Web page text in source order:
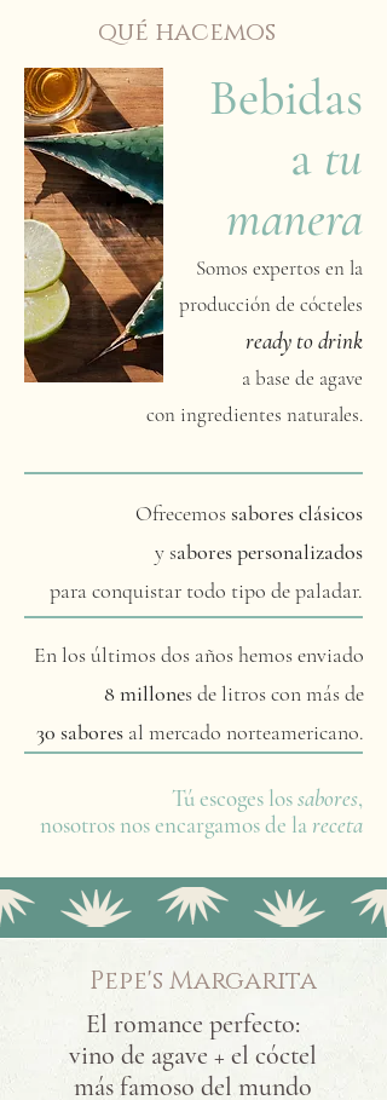
Somos expertos en la
producción de cócteles
ready to drink
a base de agave
con ingredientes naturales.
Bebidas
a tu
manera
Ofrecemossabores clásicos
y sabores personalizados
para conquistar todo tipo de paladar.
En los últimos dos años hemos enviado
8 millones de litros con más de
30 sabores al mercado norteamericano.
Tú escoges lossabores,
nosotros nos encargamos de la receta
qué hacemos
Pepe's Margarita
El romance perfecto:
vino de agave + el cóctel
más famoso del mundo